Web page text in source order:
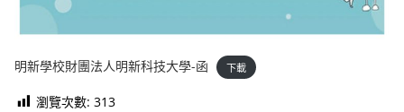
明新學校財團法人明新科技大學-函 下載
瀏覽次數: 313